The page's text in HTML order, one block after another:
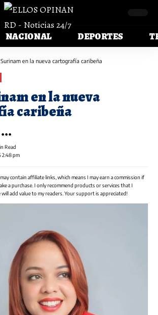
NACIONAL DEPORTES
Surinam en la nueva cartografía caribeña
en la nueva
caribeña
2:48 pm
Read
contain affiliate links, which means I may earn a commission if
a purchase. I only recommend products or services that I
add value to my readers. Your support is appreciated!